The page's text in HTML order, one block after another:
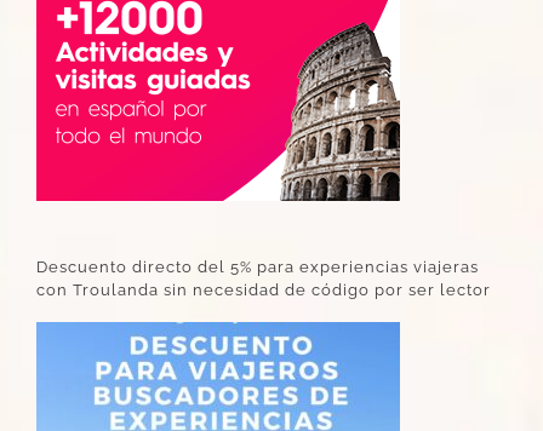
Descuento directo del 5% para experiencias viajeras
con Troulanda sin necesidad de código por ser lector